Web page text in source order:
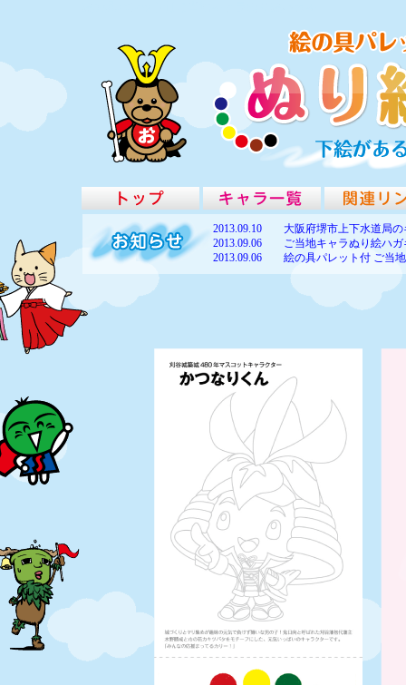
2013.09.10 大阪府堺市上下水道局の
2013.09.06 ご当地キャラぬり絵ハガ
2013.09.06 絵の具パレット付 ご当地
2013.08.28 絵の具パレット付 ご当地